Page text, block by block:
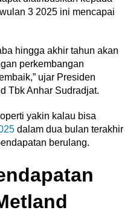
3 2025 ini mencapai
hingga akhir tahun akan
perkembangan
ujar Presiden
Tbk Anhar Sudradjat.
yakin kalau bisa
dalam dua bulan terakhir
berulang.